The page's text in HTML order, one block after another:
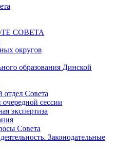
СОВЕТА
округов
образования Динской
Совета
сессии
экспертиза
Совета
Законодательные